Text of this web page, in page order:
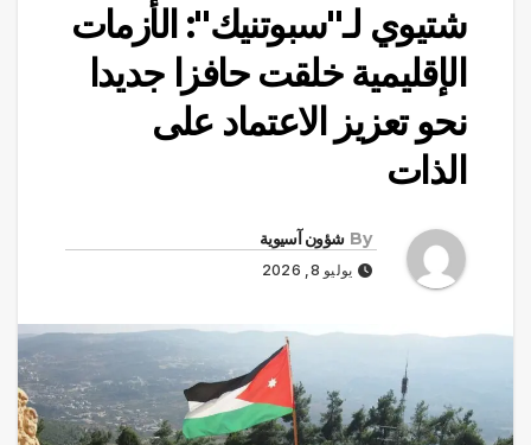
شتيوي لـ"سبوتنيك": الأزمات
الإقليمية خلقت حافزا جديدا
نحو تعزيز الاعتماد على
الذات
By شؤون آسيوية
يوليو 8, 2026